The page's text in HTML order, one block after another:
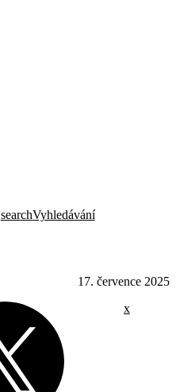
searchVyhledávání
17. července 2025
x